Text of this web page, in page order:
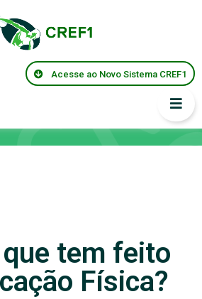
Acesse ao Novo Sistema CREF1
que tem feito
Física?